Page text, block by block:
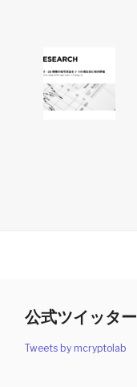
公式ツイッター
Tweets by mcryptolab